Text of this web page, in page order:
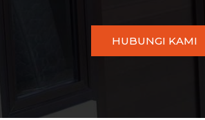
HUBUNGI KAMI